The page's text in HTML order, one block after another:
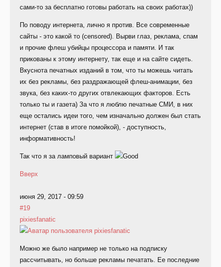
сами-то за бесплатно готовы работать на своих работах))
По поводу интернета, лично я против. Все современные
сайты - это какой то (censored). Вырви глаз, реклама, спам
и прочие флеш убийцы процессора и памяти. И так
прикованы к этому интернету, так еще и на сайте сидеть.
Вкуснота печатных изданий в том, что ты можешь читать
их без рекламы, без раздражающей флеш-анимации, без
звука, без каких-то других отвлекающих факторов. Есть
только ты и газета) За что я люблю печатные СМИ, в них
еще остались идеи того, чем изначально должен был стать
интернет (став в итоге помойкой), - доступность,
информативность!
Так что я за ламповый вариант
Вверх
июня 29, 2017 - 09:59
#19
pixiesfanatic
Можно же было например не только на подписку
рассчитывать, но больше рекламы печатать. Ее последние